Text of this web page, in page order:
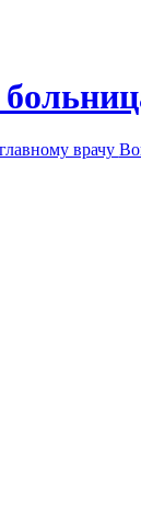
врачу